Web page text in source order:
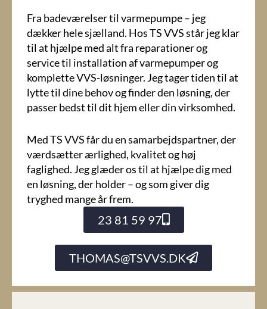
Fra badeværelser til varmepumpe – jeg
dækker hele sjælland. Hos TS VVS står jeg klar
til at hjælpe med alt fra reparationer og
service til installation af varmepumper og
komplette VVS-løsninger. Jeg tager tiden til at
lytte til dine behov og finder den løsning, der
passer bedst til dit hjem eller din virksomhed.
Med TS VVS får du en samarbejdspartner, der
værdsætter ærlighed, kvalitet og høj
faglighed. Jeg glæder os til at hjælpe dig med
en løsning, der holder – og som giver dig
tryghed mange år frem.
23 81 59 97
THOMAS@TSVVS.DK